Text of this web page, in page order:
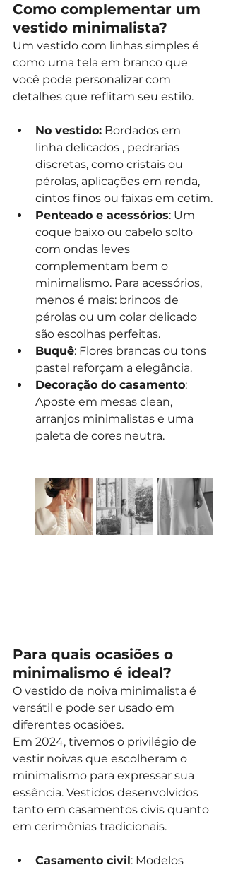
Como complementar um
vestido minimalista?
Um vestido com linhas simples é
como uma tela em branco que
você pode personalizar com
detalhes que reflitam seu estilo.
No vestido: Bordados em
linha delicados , pedrarias
discretas, como cristais ou
pérolas, aplicações em renda,
cintos finos ou faixas em cetim.
Penteado e acessórios: Um
coque baixo ou cabelo solto
com ondas leves
complementam bem o
minimalismo. Para acessórios,
menos é mais: brincos de
pérolas ou um colar delicado
são escolhas perfeitas.
Buquê: Flores brancas ou tons
pastel reforçam a elegância.
Decoração do casamento:
Aposte em mesas clean,
arranjos minimalistas e uma
paleta de cores neutra.
Para quais ocasiões o
minimalismo é ideal?
O vestido de noiva minimalista é
versátil e pode ser usado em
diferentes ocasiões.
Em 2024, tivemos o privilégio de
vestir noivas que escolheram o
minimalismo para expressar sua
essência. Vestidos desenvolvidos
tanto em casamentos civis quanto
em cerimônias tradicionais.
Casamento civil: Modelos